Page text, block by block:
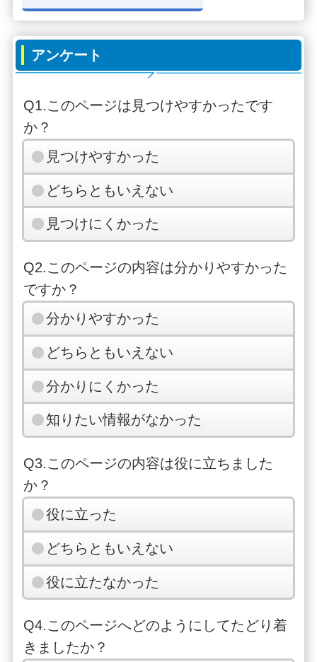
アンケート
Q1.このページは見つけやすかったです
か？
見つけやすかった
どちらともいえない
見つけにくかった
Q2.このページの内容は分かりやすかった
ですか？
分かりやすかった
どちらともいえない
分かりにくかった
知りたい情報がなかった
Q3.このページの内容は役に立ちました
か？
役に立った
どちらともいえない
役に立たなかった
Q4.このページへどのようにしてたどり着
きましたか？